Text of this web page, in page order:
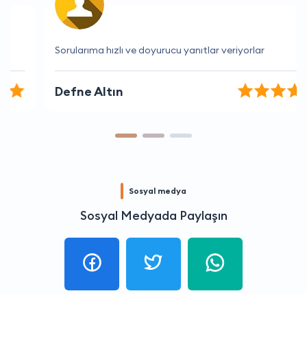
Sorularıma hızlı ve doyurucu yanıtlar veriyorlar
Defne Altın
Sosyal medya
Sosyal Medyada Paylaşın